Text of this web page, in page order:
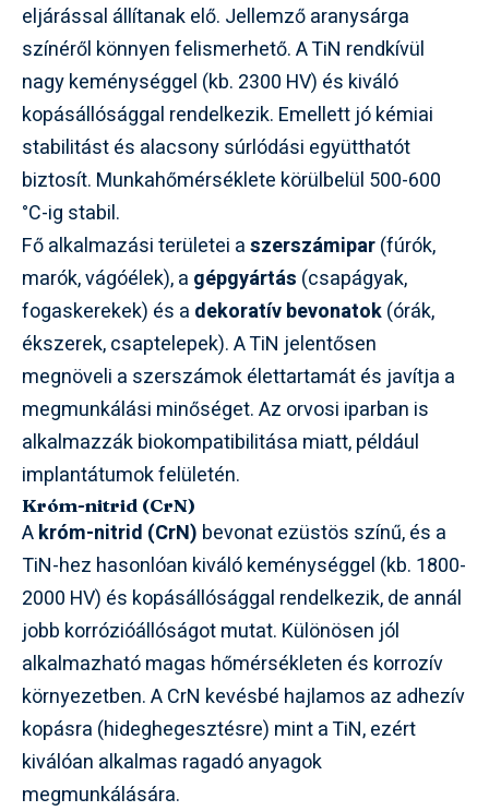
eljárással állítanak elő. Jellemző aranysárga
színéről könnyen felismerhető. A TiN rendkívül
nagy keménységgel (kb. 2300 HV) és kiváló
kopásállósággal rendelkezik. Emellett jó kémiai
stabilitást és alacsony súrlódási együtthatót
biztosít. Munkahőmérséklete körülbelül 500-600
°C-ig stabil.
Fő alkalmazási területei aszerszámipar(fúrók,
marók, vágóélek), a gépgyártás (csapágyak,
fogaskerekek) és a dekoratív bevonatok(órák,
ékszerek, csaptelepek). A TiN jelentősen
megnöveli a szerszámok élettartamát és javítja a
megmunkálási minőséget. Az orvosi iparban is
alkalmazzák biokompatibilitása miatt, például
implantátumok felületén.
Króm-nitrid (CrN)
Akróm-nitrid (CrN) bevonat ezüstös színű, és a
TiN-hez hasonlóan kiváló keménységgel (kb. 1800-
2000 HV) és kopásállósággal rendelkezik, de annál
jobb korrózióállóságot mutat. Különösen jól
alkalmazható magas hőmérsékleten és korrozív
környezetben. A CrN kevésbé hajlamos az adhezív
kopásra (hideghegesztésre) mint a TiN, ezért
kiválóan alkalmas ragadó anyagok
megmunkálására.